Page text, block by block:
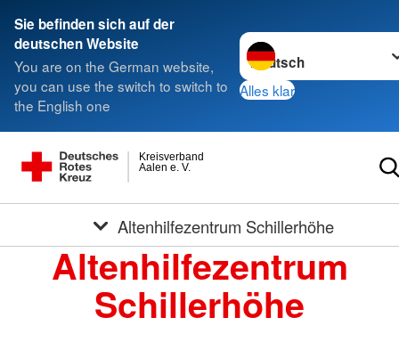
Sie befinden sich auf der
deutschen Website
You are on the German website,
you can use the switch to switch to
the English one
Sprache wechseln zu
Alles klar
Aalen e. V.
Kreisverband
Altenhilfezentrum Schillerhöhe
Altenhilfezentrum
Schillerhöhe